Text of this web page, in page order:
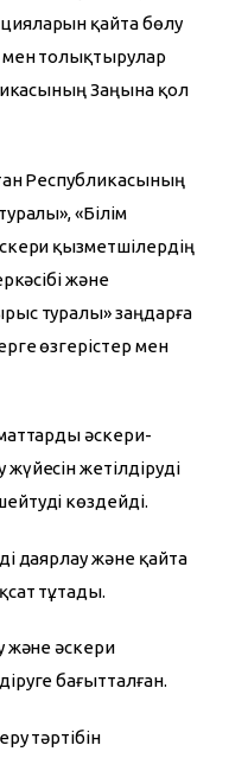
қайта бөлу
мен толықтырулар
Заңына қол
Республикасының
«Білім
қызметшілердің
және
туралы» заңдарға
өзгерістер мен
әскери-
жетілдіруді
көздейді.
даярлау және қайта
тұтады.
және әскери
бағытталған.
тәртібін